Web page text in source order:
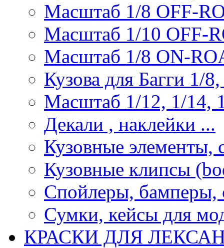
Масштаб 1/8 OFF-
Масштаб 1/10 OFF-
Масштаб 1/8 ON-
Кузова для Багги 1/
Масштаб 1/12, 1/14,
Декали , наклейки ...
Кузовные элементы,
Кузовные клипсы
Спойлеры, бамперы,
Сумки, кейсы для
КРАСКИ ДЛЯ